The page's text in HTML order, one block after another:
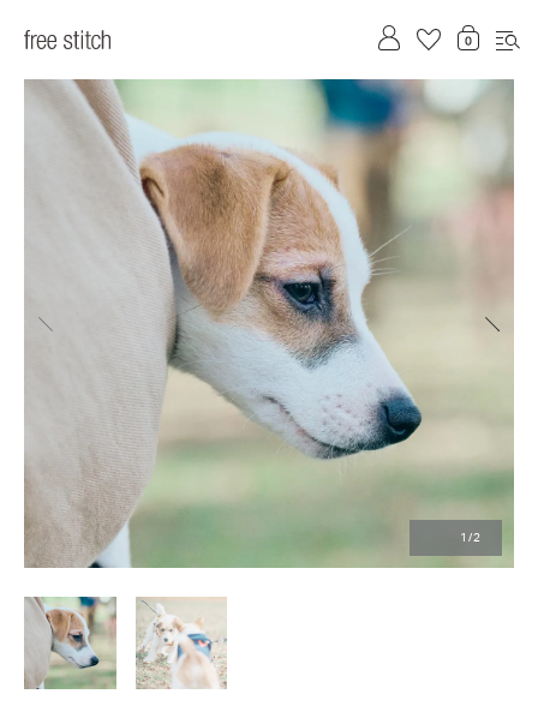
前へ 次へ
1 /2